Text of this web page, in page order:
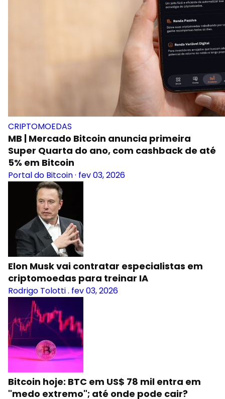
CRIPTOMOEDAS
MB | Mercado Bitcoin anuncia primeira
Super Quarta do ano, com cashback de até
5% em Bitcoin
Portal do Bitcoin· fev 03, 2026
Elon Musk vai contratar especialistas em
criptomoedas para treinar IA
Rodrigo Tolotti. fev 03, 2026
Bitcoin hoje: BTC em US$ 78 mil entra em
"medo extremo"; até onde pode cair?